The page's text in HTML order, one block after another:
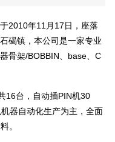
2010年11月17日，座落
碣镇，本公司是一家专业
骨架/BOBBIN、base、C
台，自动插PIN机30
器自动化生产为主，全面
。